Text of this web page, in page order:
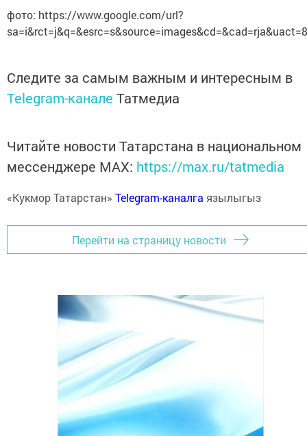
фото: https://www.google.com/url?
Следите за самым важным и интересным в
Telegram-канале Татмедиа
Читайте новости Татарстана в национальном
мессенджере MАХ: https://max.ru/tatmedia
«Кукмор Татарстан» Telegram-каналга язылыгыз
Перейти на страницу новости